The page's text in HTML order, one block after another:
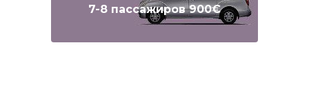
7-8 пассажиров 900€